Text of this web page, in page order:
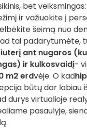
bet
ir važiuokite į
šeimą nuo
tai padarytumėte,
ant nugaros
ir kulkosvaidį-
m2 erdvėje. O kad
būtų dar labiau
durys virtualioje
pasaulyje,